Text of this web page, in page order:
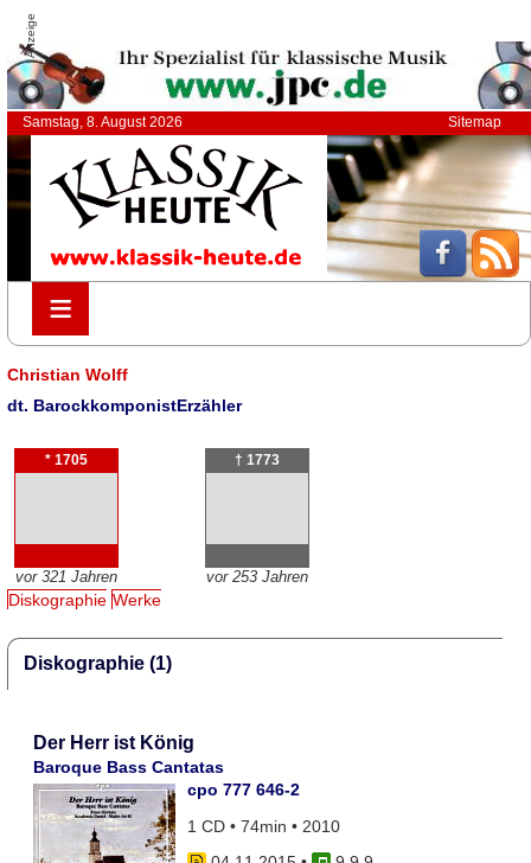
Anzeige
Samstag, 8. August 2026 Sitemap
≡
≡
Christian Wolff
dt. BarockkomponistErzähler
* 1705
vor 321 Jahren
† 1773
vor 253 Jahren
Diskographie Werke
Diskographie (1)
Der Herr ist König
Baroque Bass Cantatas
cpo 777 646-2
1 CD • 74min • 2010